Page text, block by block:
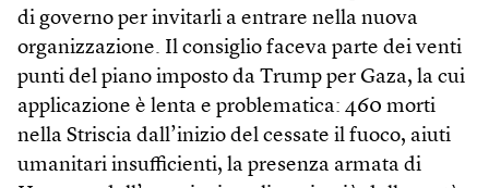
di governo per invitarli a entrare nella nuova
organizzazione. Il consiglio faceva parte dei venti
punti del piano imposto da Trump per Gaza, la cui
applicazione è lenta e problematica: 460 morti
nella Striscia dall’inizio del cessate il fuoco, aiuti
umanitari insufficienti, la presenza armata di